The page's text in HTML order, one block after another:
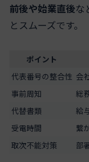
前後や始業直後な
とスムーズです。
ポイント
代表番号の整合性 会
事前周知
総
代替書類
給
受電時間
繋
取次不能対策
部